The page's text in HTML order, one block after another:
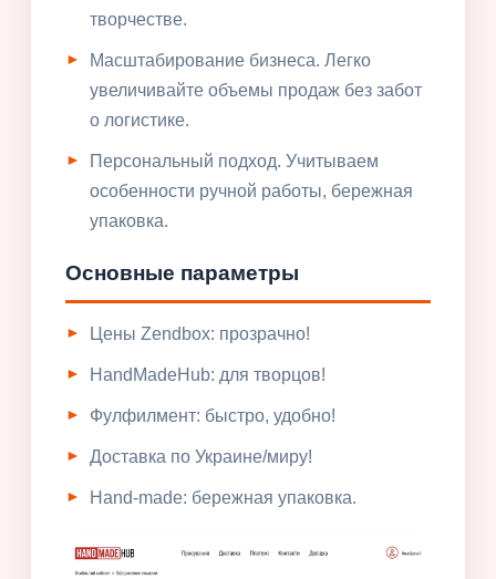
творчестве.
Масштабирование бизнеса. Легко
увеличивайте объемы продаж без забот
о логистике.
Персональный подход. Учитываем
особенности ручной работы, бережная
упаковка.
Основные параметры
Цены Zendbox: прозрачно!
HandMadeHub: для творцов!
Фулфилмент: быстро, удобно!
Доставка по Украине/миру!
Hand-made: бережная упаковка.